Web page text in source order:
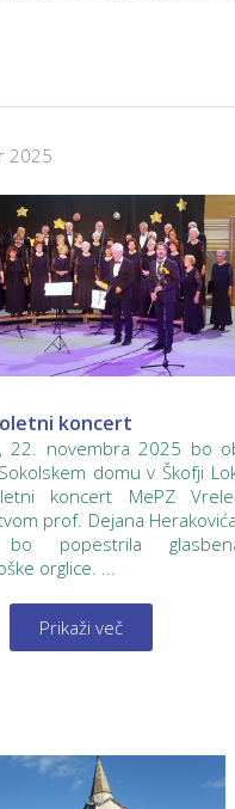
2025
koncert
22. novembra 2025 bo
domu v Škofji
koncert MePZ
prof. Dejana
bo popestrila
orglice. ...
Prikaži več